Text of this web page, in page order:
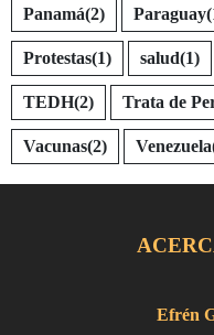
Panamá(2) Paraguay
Protestas(1) salud(1)
TEDH(2) Trata de
Vacunas(2) Venezuela
Efrén